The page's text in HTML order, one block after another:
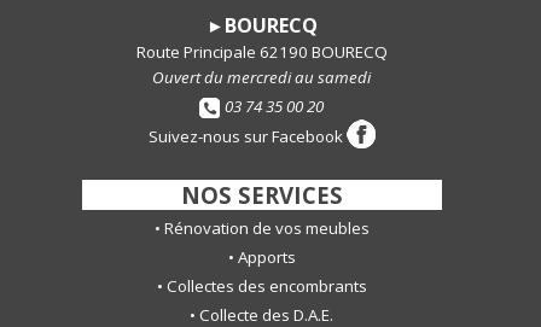
► BOURECQ
Route Principale 62190 BOURECQ
Ouvert du mercredi au samedi
03 74 35 00 20
Suivez-nous sur Facebook
NOS SERVICES
• Rénovation de vos meubles
• Apports
• Collectes des encombrants
• Collecte des D.A.E.